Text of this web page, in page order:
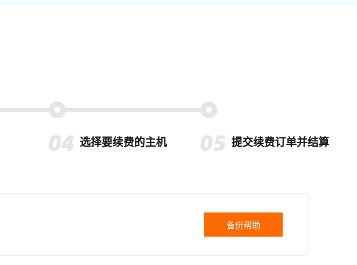
选择要续费的主机 提交续费订单并结算
备份帮助